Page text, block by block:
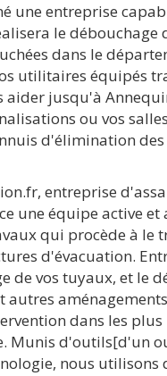
une entreprise
le débouchage
dans le
utilitaires équipés
aider jusqu'à
ou vos
d'élimination
entreprise
une équipe active et
qui procède à le
d'évacuation.
de vos tuyaux, et le
autres
dans les plus
Munis d'outils[d'un
nous utilisons